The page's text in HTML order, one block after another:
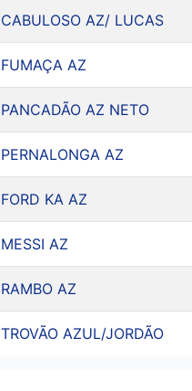
CABULOSO AZ/ LUCAS
FUMAÇA AZ
PANCADÃO AZ NETO
PERNALONGA AZ
FORD KA AZ
MESSI AZ
RAMBO AZ
TROVÃO AZUL/JORDÃO